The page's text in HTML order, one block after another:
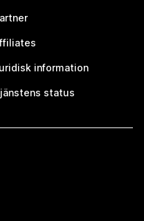
information
status